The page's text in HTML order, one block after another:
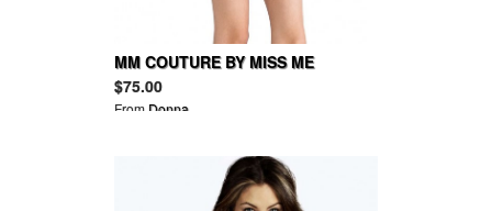
MM COUTURE BY MISS ME
Sleeveless Bodycon Dress
$75.00
From Donna